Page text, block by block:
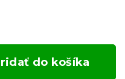
do košíka